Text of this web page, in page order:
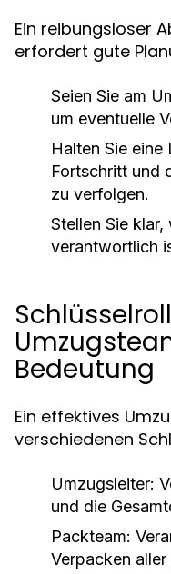
Ein reibungsloser
erfordert gute
Seien Sie am
um eventuelle
Halten Sie eine
Fortschritt und
zu verfolgen.
Stellen Sie
verantwortlich
Bedeutung
Ein effektives
verschiedenen
Umzugsleiter:
und die
Packteam:
Verpacken